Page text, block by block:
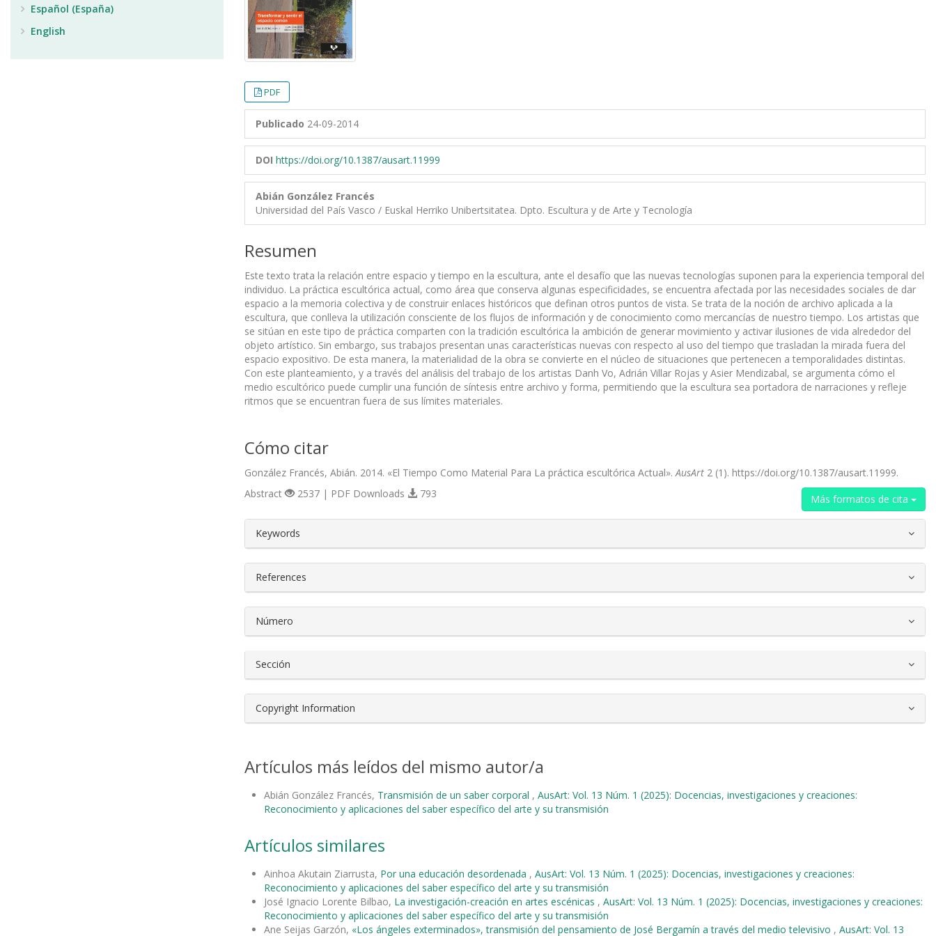
PDF
Publicado 24-09-2014
DOI https://doi.org/10.1387/ausart.11999
Abián González Francés
Universidad del País Vasco / Euskal Herriko Unibertsitatea. Dpto. Escultura y de Arte y Tecnología
Resumen
Este texto trata la relación entre espacio y tiempo en la escultura, ante el desafío que las nuevas tecnologías suponen para la experiencia temporal del
individuo. La práctica escultórica actual, como área que conserva algunas especificidades, se encuentra afectada por las necesidades sociales de dar
espacio a la memoria colectiva y de construir enlaces históricos que definan otros puntos de vista. Se trata de la noción de archivo aplicada a la
escultura, que conlleva la utilización consciente de los flujos de información y de conocimiento como mercancías de nuestro tiempo. Los artistas que
se sitúan en este tipo de práctica comparten con la tradición escultórica la ambi­ción de generar movimiento y activar ilusiones de vida alrededor del
objeto artístico. Sin embargo, sus tra­bajos presentan unas características nuevas con respecto al uso del tiempo que trasladan la mirada fuera del
espacio expositivo. De esta manera, la materialidad de la obra se convierte en el núcleo de situaciones que pertenecen a temporalidades distintas.
Con este planteamiento, y a través del análisis del trabajo de los artistas Danh Vo, Adrián Villar Rojas y Asier Mendizabal, se argumenta cómo el
medio escultórico puede cumplir una función de síntesis entre archivo y forma, permitiendo que la escultura sea portadora de narraciones y refleje
ritmos que se encuentran fuera de sus límites materiales.
Cómo citar
González Francés, Abián. 2014. «El Tiempo Como Material Para La práctica escultórica Actual». AusArt 2 (1). https://doi.org/10.1387/ausart.11999.
Más formatos de cita
Abstract 2537 | PDF Downloads 793
##plugins.themes.bootstrap3.article.details##
Keywords
References
Número
Sección
Copyright Information
Artículos más leídos del mismo autor/a
Abián González Francés, Transmisión de un saber corporal , AusArt: Vol. 13 Núm. 1 (2025): Docencias, investigaciones y creaciones:
Reconocimiento y aplicaciones del saber específico del arte y su transmisión
Artículos similares
Ainhoa Akutain Ziarrusta, Por una educación desordenada , AusArt: Vol. 13 Núm. 1 (2025): Docencias, investigaciones y creaciones:
Reconocimiento y aplicaciones del saber específico del arte y su transmisión
José Ignacio Lorente Bilbao, La investigación-creación en artes escénicas , AusArt: Vol. 13 Núm. 1 (2025): Docencias, investigaciones y creaciones:
Reconocimiento y aplicaciones del saber específico del arte y su transmisión
Ane Seijas Garzón, «Los ángeles exterminados», transmisión del pensamiento de José Bergamín a través del medio televisivo , AusArt: Vol. 13
Español (España)
English